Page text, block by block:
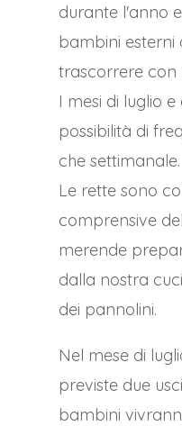
durante l'anno
bambini
trascorrere con
I mesi di luglio
possibilità di
che settimanale.
Le rette sono
comprensive
merende
dalla nostra
dei pannolini.
Nel mese di
previste due
bambini